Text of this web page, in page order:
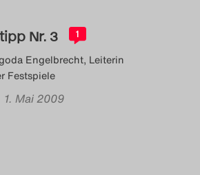
Nr. 3 1
Engelbrecht, Leiterin
Festspiele
1. Mai 2009